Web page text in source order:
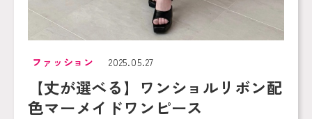
ファッション 2025.05.27
【丈が選べる】ワンショルリボン配
色マーメイドワンピース